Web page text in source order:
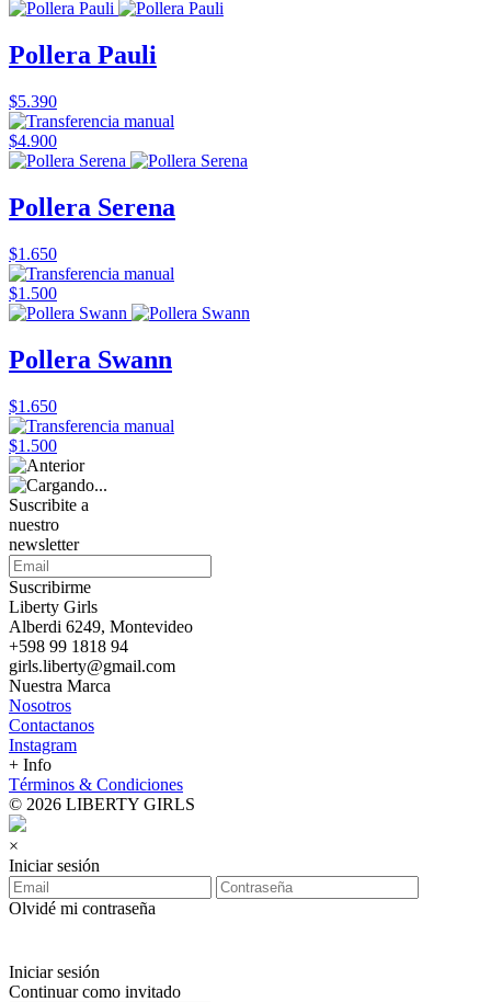
Pollera Pauli
$5.390
$4.900
Pollera Serena
$1.650
$1.500
Pollera Swann
$1.650
$1.500
Suscribite a
nuestro
newsletter
Suscribirme
Liberty Girls
Alberdi 6249, Montevideo
+598 99 1818 94
girls.liberty@gmail.com
Nuestra Marca
Nosotros
Contactanos
Instagram
+ Info
Términos & Condiciones
© 2026 LIBERTY GIRLS
×
Iniciar sesión
Olvidé mi contraseña
Iniciar sesión
Continuar como invitado